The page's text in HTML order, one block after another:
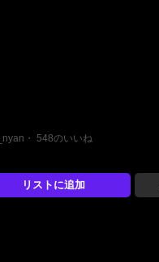
・ 548のいいね
リストに追加